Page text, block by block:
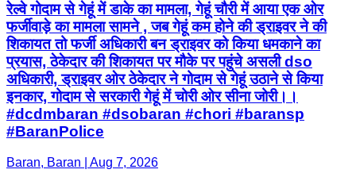
रेल्वे गोदाम से गेहूं में डाके का मामला, गेहूं चौरी में आया एक ओर
फर्जीवाड़े का मामला सामने , जब गेहूं कम होने की ड्राइवर ने की
शिकायत तो फर्जी अधिकारी बन ड्राइवर को किया धमकाने का
प्रयास, ठेकेदार की शिकायत पर मौके पर पहुंचे असली dso
अधिकारी, ड्राइवर ओर ठेकेदार ने गोदाम से गेहूं उठाने से किया
इनकार, गोदाम से सरकारी गेहूं में चोरी ओर सीना जोरी।।
#dcdmbaran #dsobaran #chori #baransp
#BaranPolice
Baran, Baran | Aug 7, 2026